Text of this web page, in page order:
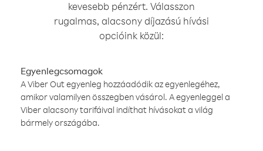
kevesebb pénzért. Válasszon
rugalmas, alacsony díjazású hívási
opcióink közül:
Egyenlegcsomagok
A Viber Out egyenleg hozzáadódik az egyenlegéhez,
amikor valamilyen összegben vásárol. A egyenleggel a
Viber alacsony tarifáival indíthat hívásokat a világ
bármely országába.